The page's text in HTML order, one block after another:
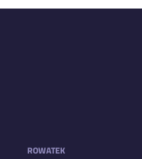
ROWATEK